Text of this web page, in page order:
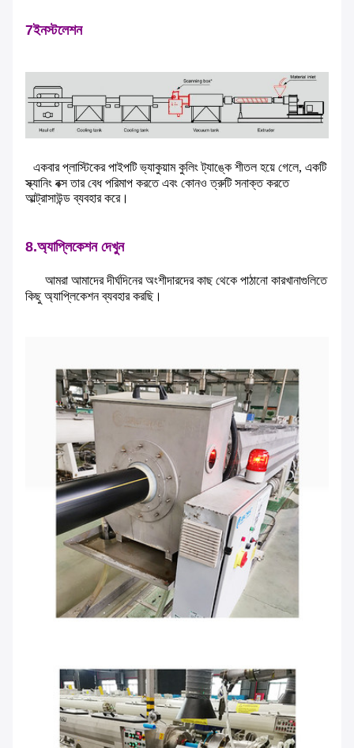
7ইনস্টলেশন
একবার প্লাস্টিকের পাইপটি ভ্যাকুয়াম কুলিং ট্যাঙ্কে শীতল হয়ে গেলে, একটি
স্ক্যানিং বক্স তার বেধ পরিমাপ করতে এবং কোনও ত্রুটি সনাক্ত করতে
আল্ট্রাসাউন্ড ব্যবহার করে।
8.অ্যাপ্লিকেশন দেখুন
আমরা আমাদের দীর্ঘদিনের অংশীদারদের কাছ থেকে পাঠানো কারখানাগুলিতে
কিছু অ্যাপ্লিকেশন ব্যবহার করছি।